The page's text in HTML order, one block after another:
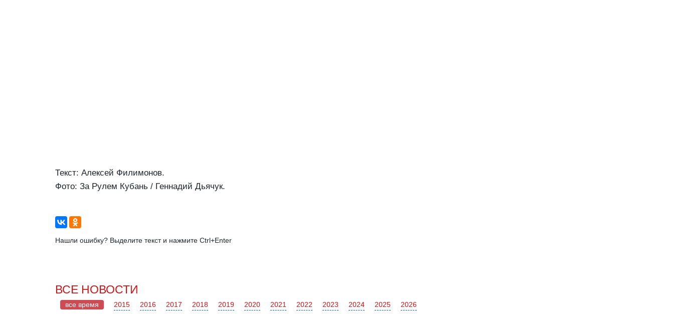
Текст: Алексей Филимонов.
Фото: За Рулем Кубань / Геннадий Дьячук.
Нашли ошибку? Выделите текст и нажмите Ctrl+Enter
ВСЕ НОВОСТИ
все время 2015 2016 2017 2018 2019 2020 2021 2022 2023 2024 2025 2026